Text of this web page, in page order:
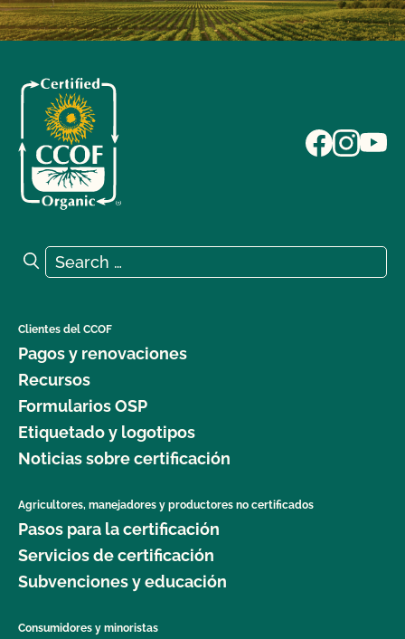
Search for:
Search
Clientes del CCOF
Pagos y renovaciones
Recursos
Formularios OSP
Etiquetado y logotipos
Noticias sobre certificación
Agricultores, manejadores y productores no certificados
Pasos para la certificación
Servicios de certificación
Subvenciones y educación
Consumidores y minoristas